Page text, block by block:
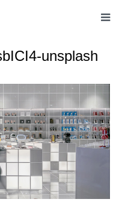
unsplash